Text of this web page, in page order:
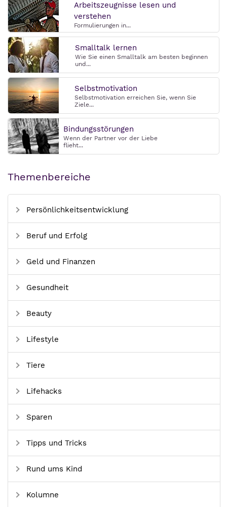
Arbeitszeugnisse lesen und
verstehen
Formulierungen in...
Smalltalk lernen
Wie Sie einen Smalltalk am besten beginnen
und...
Selbstmotivation
Selbstmotivation erreichen Sie, wenn Sie
Ziele...
Bindungsstörungen
Wenn der Partner vor der Liebe
flieht...
Themenbereiche
Persönlichkeitsentwicklung
Beruf und Erfolg
Geld und Finanzen
Gesundheit
Beauty
Lifestyle
Tiere
Lifehacks
Sparen
Tipps und Tricks
Rund ums Kind
Kolumne